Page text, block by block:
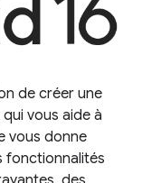
de créer une
vous aide à
vous donne
fonctionnalités